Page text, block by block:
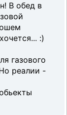
В обед в
:)
газового
реалии -